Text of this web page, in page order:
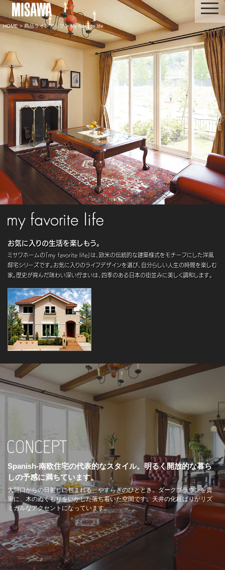
HOME> 商品ラインアップ> My favorite life
お気に入りの生活を楽しもう。
ミサワホームの「my favorite life」は、欧米の伝統的な建築様式をモチーフにした洋風
邸宅シリーズです。お気に入りのライフデザインを選び、自分らしい人生の時間を楽しむ
家。歴史が育んだ味わい深い佇まいは、四季のある日本の街並みに美しく調和します。
Spanish-南欧住宅の代表的なスタイル。明るく開放的な暮ら
しの予感に満ちています。
大開口からの日射しに包まれる、やすらぎのひととき。ダークブラウンを貴
重に、木のぬくもりをいかした落ち着いた空間です。天井の化粧ばりがリズ
ミカルなアクセントになっています。